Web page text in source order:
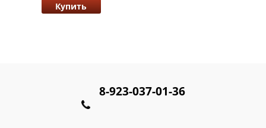
Купить
8-923-037-01-36